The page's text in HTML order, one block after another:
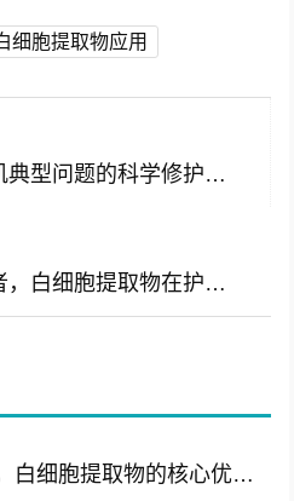
细胞提取物应用
白细胞提取物，敏感肌典型问题的科学修护解决方案
敏感肌情结下的守护者，白细胞提取物在护肤品原料中的革命性应用
敏感肌面膜的理想原料，白细胞提取物的核心优势与应用解析